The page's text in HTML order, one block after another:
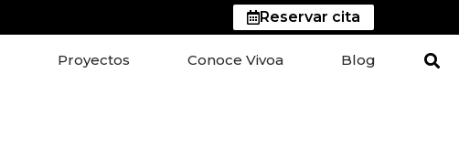
Reservar cita
Proyectos Conoce Vivoa Blog